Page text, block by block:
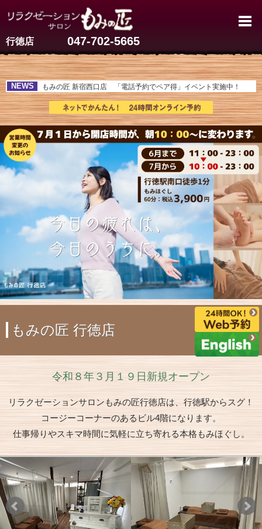
行徳のマッサージ【60分3,900
行徳店 047-702-5665
NEWS もみの匠 新宿西口店 「電話予約でペア得」イベント実施中！
もみの匠 フランチャイズ個別説明会開催中！！
もみの匠 行徳店
令和８年３月１９日新規オープン
リラクゼーションサロンもみの匠行徳店は、行徳駅からスグ！
コージーコーナーのあるビル4階になります。
仕事帰りやスキマ時間に気軽に立ち寄れる本格もみほぐし。